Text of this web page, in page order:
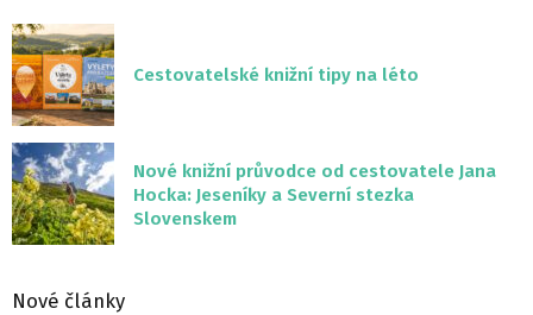
Cestovatelské knižní tipy na léto
Nové knižní průvodce od cestovatele Jana
Hocka: Jeseníky a Severní stezka
Slovenskem
Nové články